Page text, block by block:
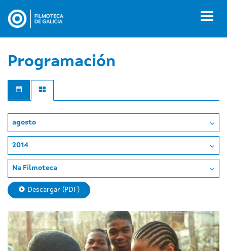
contido
Programación
agosto
2014
Na Filmoteca
Descargar (PDF)